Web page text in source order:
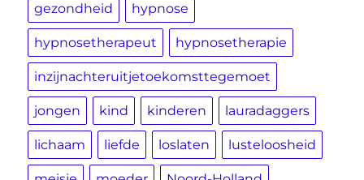
gezondheid hypnose
hypnosetherapeut hypnosetherapie
inzijnachteruitjetoekomsttegemoet
jongen kind kinderen lauradaggers
lichaam liefde loslaten lusteloosheid